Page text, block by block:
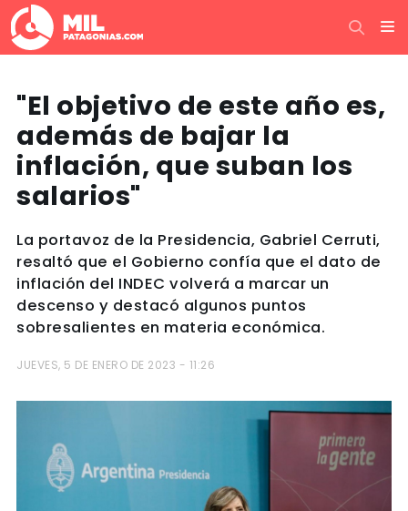
"El objetivo de este año es,
además de bajar la
inflación, que suban los
salarios"
La portavoz de la Presidencia, Gabriel Cerruti,
resaltó que el Gobierno confía que el dato de
inflación del INDEC volverá a marcar un
descenso y destacó algunos puntos
sobresalientes en materia económica.
JUEVES, 5 DE ENERO DE 2023 - 11:26